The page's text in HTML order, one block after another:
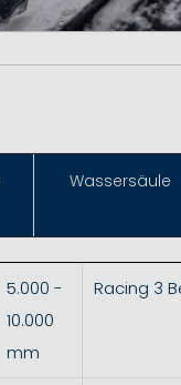
Wassersäule
5.000 -
10.000
mm
Racing 3